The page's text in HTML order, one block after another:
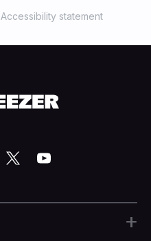
Accessibility statement
+